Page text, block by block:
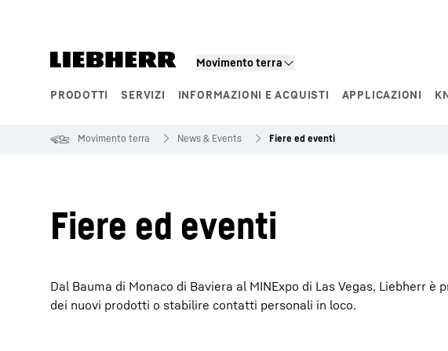
Movimento terra
PRODOTTI SERVIZI INFORMAZIONI E ACQUISTI APPLICAZIONI
Movimento terra News & Events Fiere ed eventi
Fiere ed eventi
Dal Bauma di Monaco di Baviera al MINExpo di Las Vegas,
dei nuovi prodotti o stabilire contatti personali in loco.